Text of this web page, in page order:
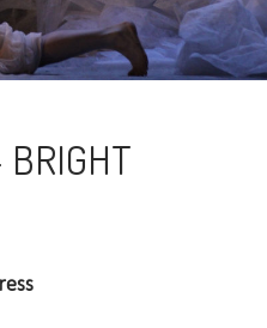
BRIGHT